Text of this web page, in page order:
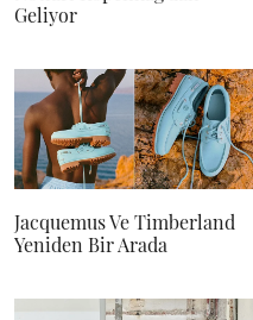
Geliyor
Jacquemus Ve Timberland
Yeniden Bir Arada